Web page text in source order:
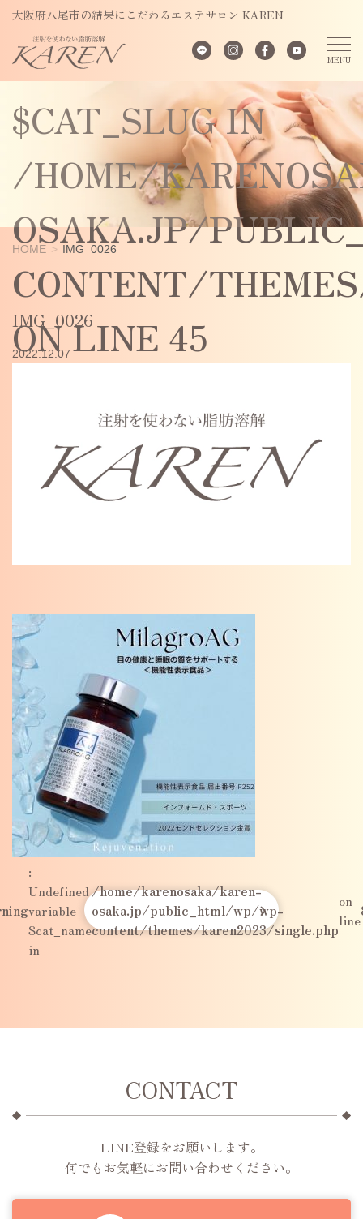
大阪府八尾市の結果にこだわるエステサロン KAREN
VARIABLE
$CAT_SLUG IN
/HOME/
OSAKA.JP/
CONTENT/
ON LINE 45
content/themes/karen2023/single.phpon line
HOME IMG_0026
IMG_0026
2022.12.07
:
Undefined
variable
$cat_name
in
/home/karenosaka/karen-
osaka.jp/public_html/wp/wp-
content/themes/karen2023/single.php
on
line
CONTACT
LINE登録をお願いします。
何でもお気軽にお問い合わせください。